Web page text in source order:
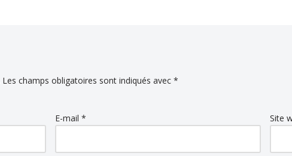
Les champs obligatoires sont indiqués avec *
E-mail* Site